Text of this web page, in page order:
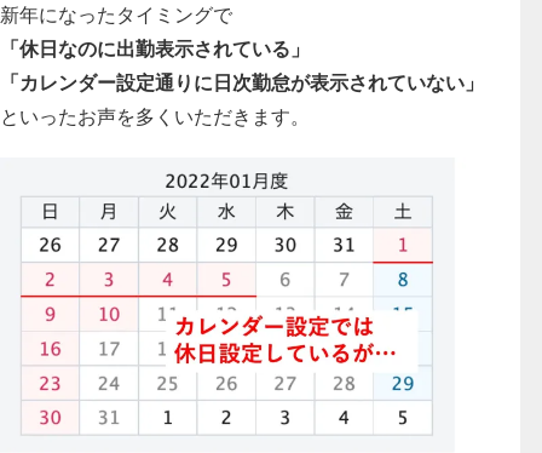
新年になったタイミングで
「休日なのに出勤表示されている」
「カレンダー設定通りに日次勤怠が表示されていない」
といったお声を多くいただきます。